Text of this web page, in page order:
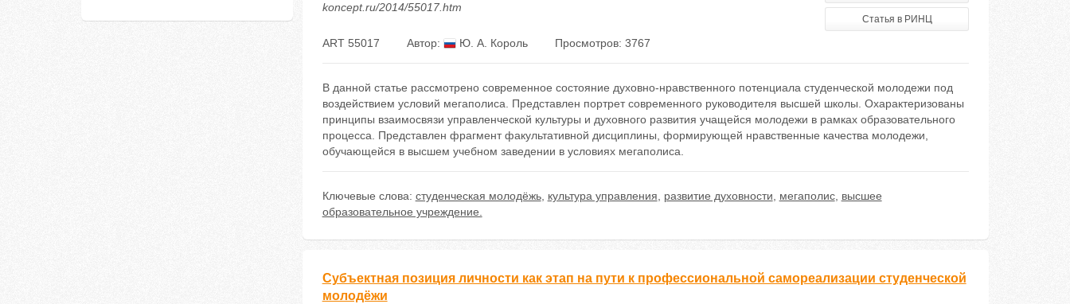
koncept.ru/2014/55017.htm
Статья в РИНЦ
ART 55017 Автор: Ю. А. Король Просмотров: 3767
В данной статье рассмотрено современное состояние духовно-нравственного потенциала студенческой молодежи под
воздействием условий мегаполиса. Представлен портрет современного руководителя высшей школы. Охарактеризованы
принципы взаимосвязи управленческой культуры и духовного развития учащейся молодежи в рамках образовательного
процесса. Представлен фрагмент факультативной дисциплины, формирующей нравственные качества молодежи,
обучающейся в высшем учебном заведении в условиях мегаполиса.
Ключевые слова: студенческая молодёжь, культура управления развитие духовности мегаполис, высшее
образовательное учреждение.
Субъектная позиция личности как этап на пути к профессиональной самореализации студенческой
молодёжи